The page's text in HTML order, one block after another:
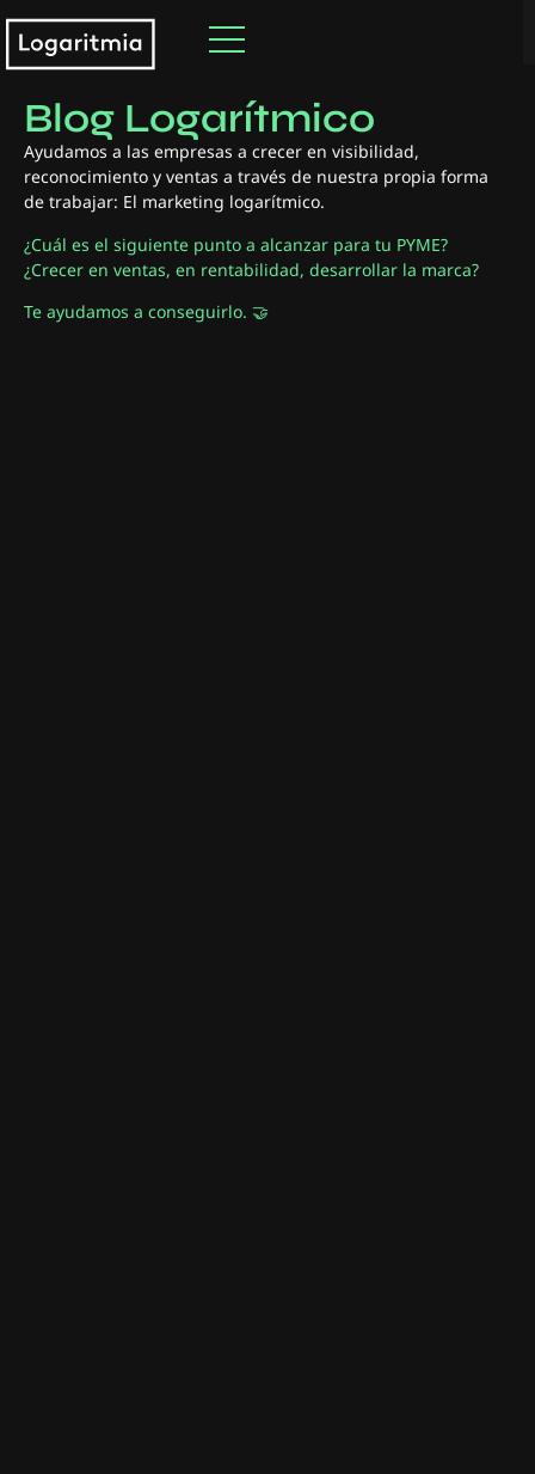
Descubre nuestro
Blog Logarítmico
Ayudamos a las empresas a crecer en visibilidad,
reconocimiento y ventas a través de nuestra propia forma
de trabajar: El marketing logarítmico.
¿Cuál es el siguiente punto a alcanzar para tu PYME?
¿Crecer en ventas, en rentabilidad, desarrollar la marca?
Te ayudamos a conseguirlo. 🤝